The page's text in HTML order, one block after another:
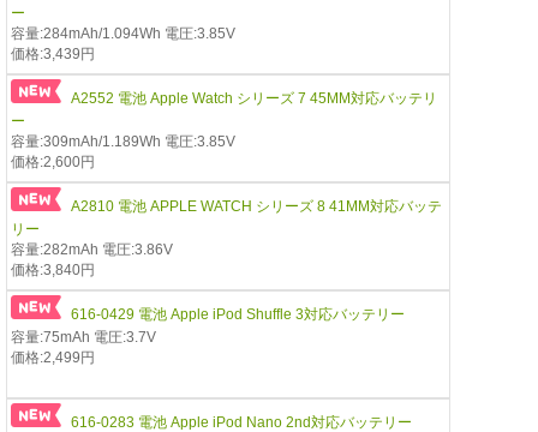
ー
容量:284mAh/1.094Wh 電圧:3.85V
価格:3,439円
A2552 電池 Apple Watch シリーズ 7 45MM対応バッテリ
ー
容量:309mAh/1.189Wh 電圧:3.85V
価格:2,600円
A2810 電池 APPLE WATCH シリーズ 8 41MM対応バッテ
リー
容量:282mAh 電圧:3.86V
価格:3,840円
616-0429 電池 Apple iPod Shuffle 3対応バッテリー
容量:75mAh 電圧:3.7V
価格:2,499円
616-0283 電池 Apple iPod Nano 2nd対応バッテリー